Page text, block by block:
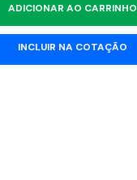
ADICIONAR AO CARRINHO
INCLUIR NA COTAÇÃO